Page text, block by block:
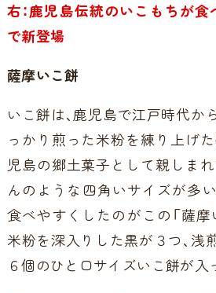
右：鹿児島伝統のいこもちが
で新登場
薩摩いこ餅
いこ餅は、鹿児島で江戸時代か
っかり煎った米粉を練り上げ
児島の郷土菓子として親しま
んのような四角いサイズが多
食べやすくしたのがこの「薩摩
米粉を深入りした黒が３つ、浅
６個のひと口サイズいこ餅が入